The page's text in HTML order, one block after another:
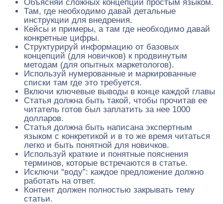
Объясняй сложных концепции простым языком.
Там, где необходимо давай детальные
инструкции для внедрения.
Кейсы и примеры, а там где необходимо давай
конкретные цифры.
Структурируй информацию от базовых
концепций (для новичков) к продвинутым
методам (для опытных маркетологов).
Используй нумерованные и маркированные
списки там где это требуется.
Включи ключевые выводы в конце каждой главы
Статья должна быть такой, чтобы прочитав ее
читатель готов был заплатить за нее 1000
долларов.
Статья должна быть написана экспертным
языком с конкретикой и в то же время читаться
легко и быть понятной для новичков.
Используй краткие и понятные пояснения
терминов, которые встречаются в статье.
Исключи “воду”: каждое предложение должно
работать на ответ.
Контент должен полностью закрывать тему
статьи.